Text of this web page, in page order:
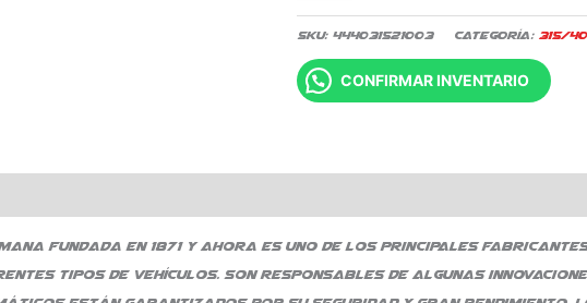
SKU: 444031521003 Categoría: 315/
CONFIRMAR INVENTARIO
fundada en 1871 y ahora es uno de los principales
tipos de vehículos. Son responsables de algunas